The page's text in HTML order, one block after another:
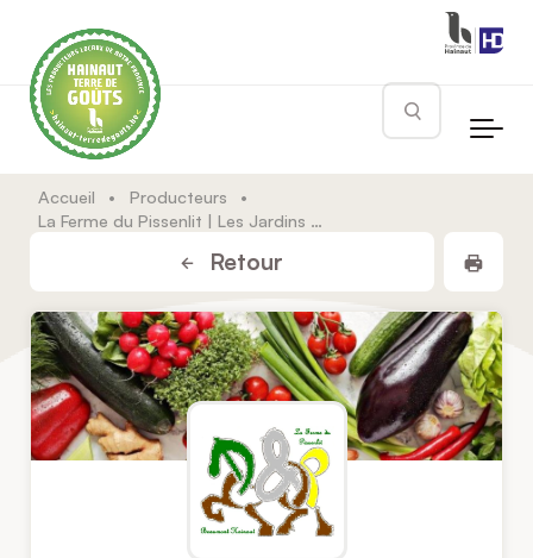
Rechercher
Accueil • Producteurs
•
La Ferme du Pissenlit | Les Jardins Bio de Dim&Pat
Retour